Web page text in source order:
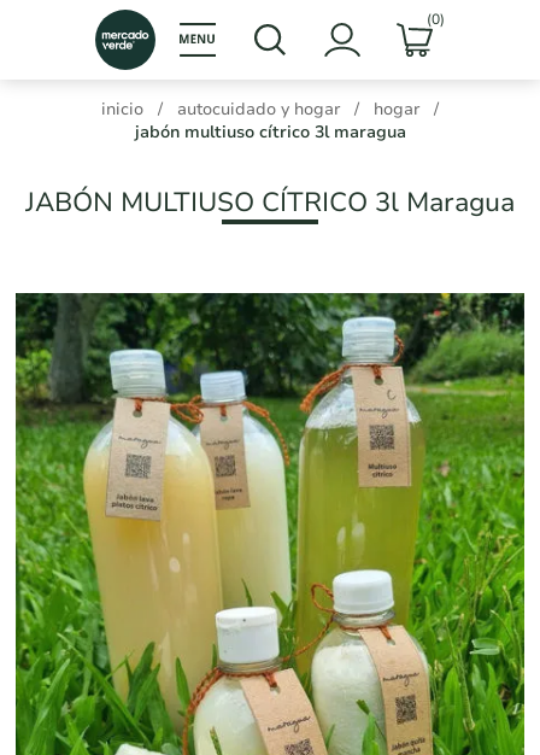
(0)
inicio / autocuidado y hogar / hogar
/
jabón multiuso cítrico 3l maragua
JABÓN MULTIUSO CÍTRICO 3l Maragua